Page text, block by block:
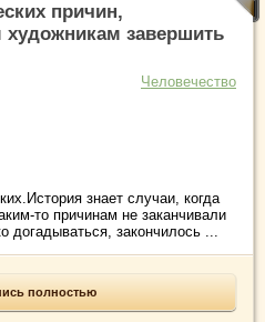
причин,
завершить
Человечество
знает случаи, когда
то причинам не заканчивали
догадываться, закончилось ...
полностью